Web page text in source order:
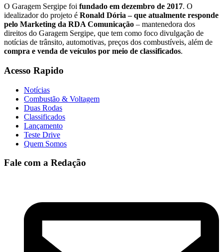
O Garagem Sergipe foi fundado em dezembro de 2017. O
idealizador do projeto é Ronald Dória – que atualmente responde
pelo Marketing da RDA Comunicação – mantenedora dos
direitos do Garagem Sergipe, que tem como foco divulgação de
notícias de trânsito, automotivas, preços dos combustíveis, além de
compra e venda de veículos por meio de classificados.
Acesso Rapido
Notícias
Combustão & Voltagem
Duas Rodas
Classificados
Lançamento
Teste Drive
Quem Somos
Fale com a Redação